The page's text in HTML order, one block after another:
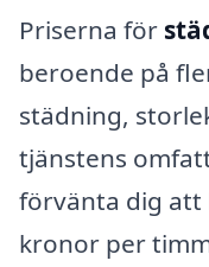
Priserna för
beroende på
städning,
tjänstens
förvänta dig att
kronor per